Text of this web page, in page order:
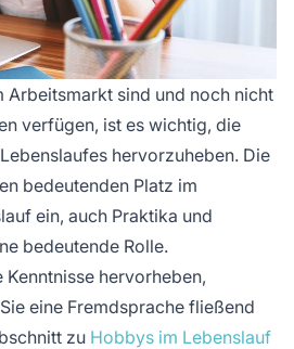
Arbeitsmarkt sind und noch nicht
verfügen, ist es wichtig, die
hervorzuheben. Die
bedeutenden Platz im
ein, auch Praktika und
bedeutende Rolle.
Kenntnisse hervorheben,
eine Fremdsprache fließend
zu Hobbys im Lebenslauf